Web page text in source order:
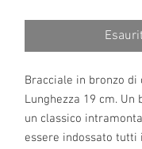
Bracciale in bronzo di
Lunghezza 19 cm. Un
un classico
essere indossato tutti